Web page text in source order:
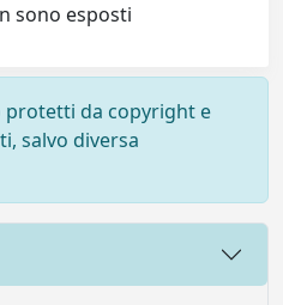
sono esposti
protetti da copyright e
salvo diversa